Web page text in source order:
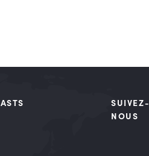
SUIVEZ-
NOUS